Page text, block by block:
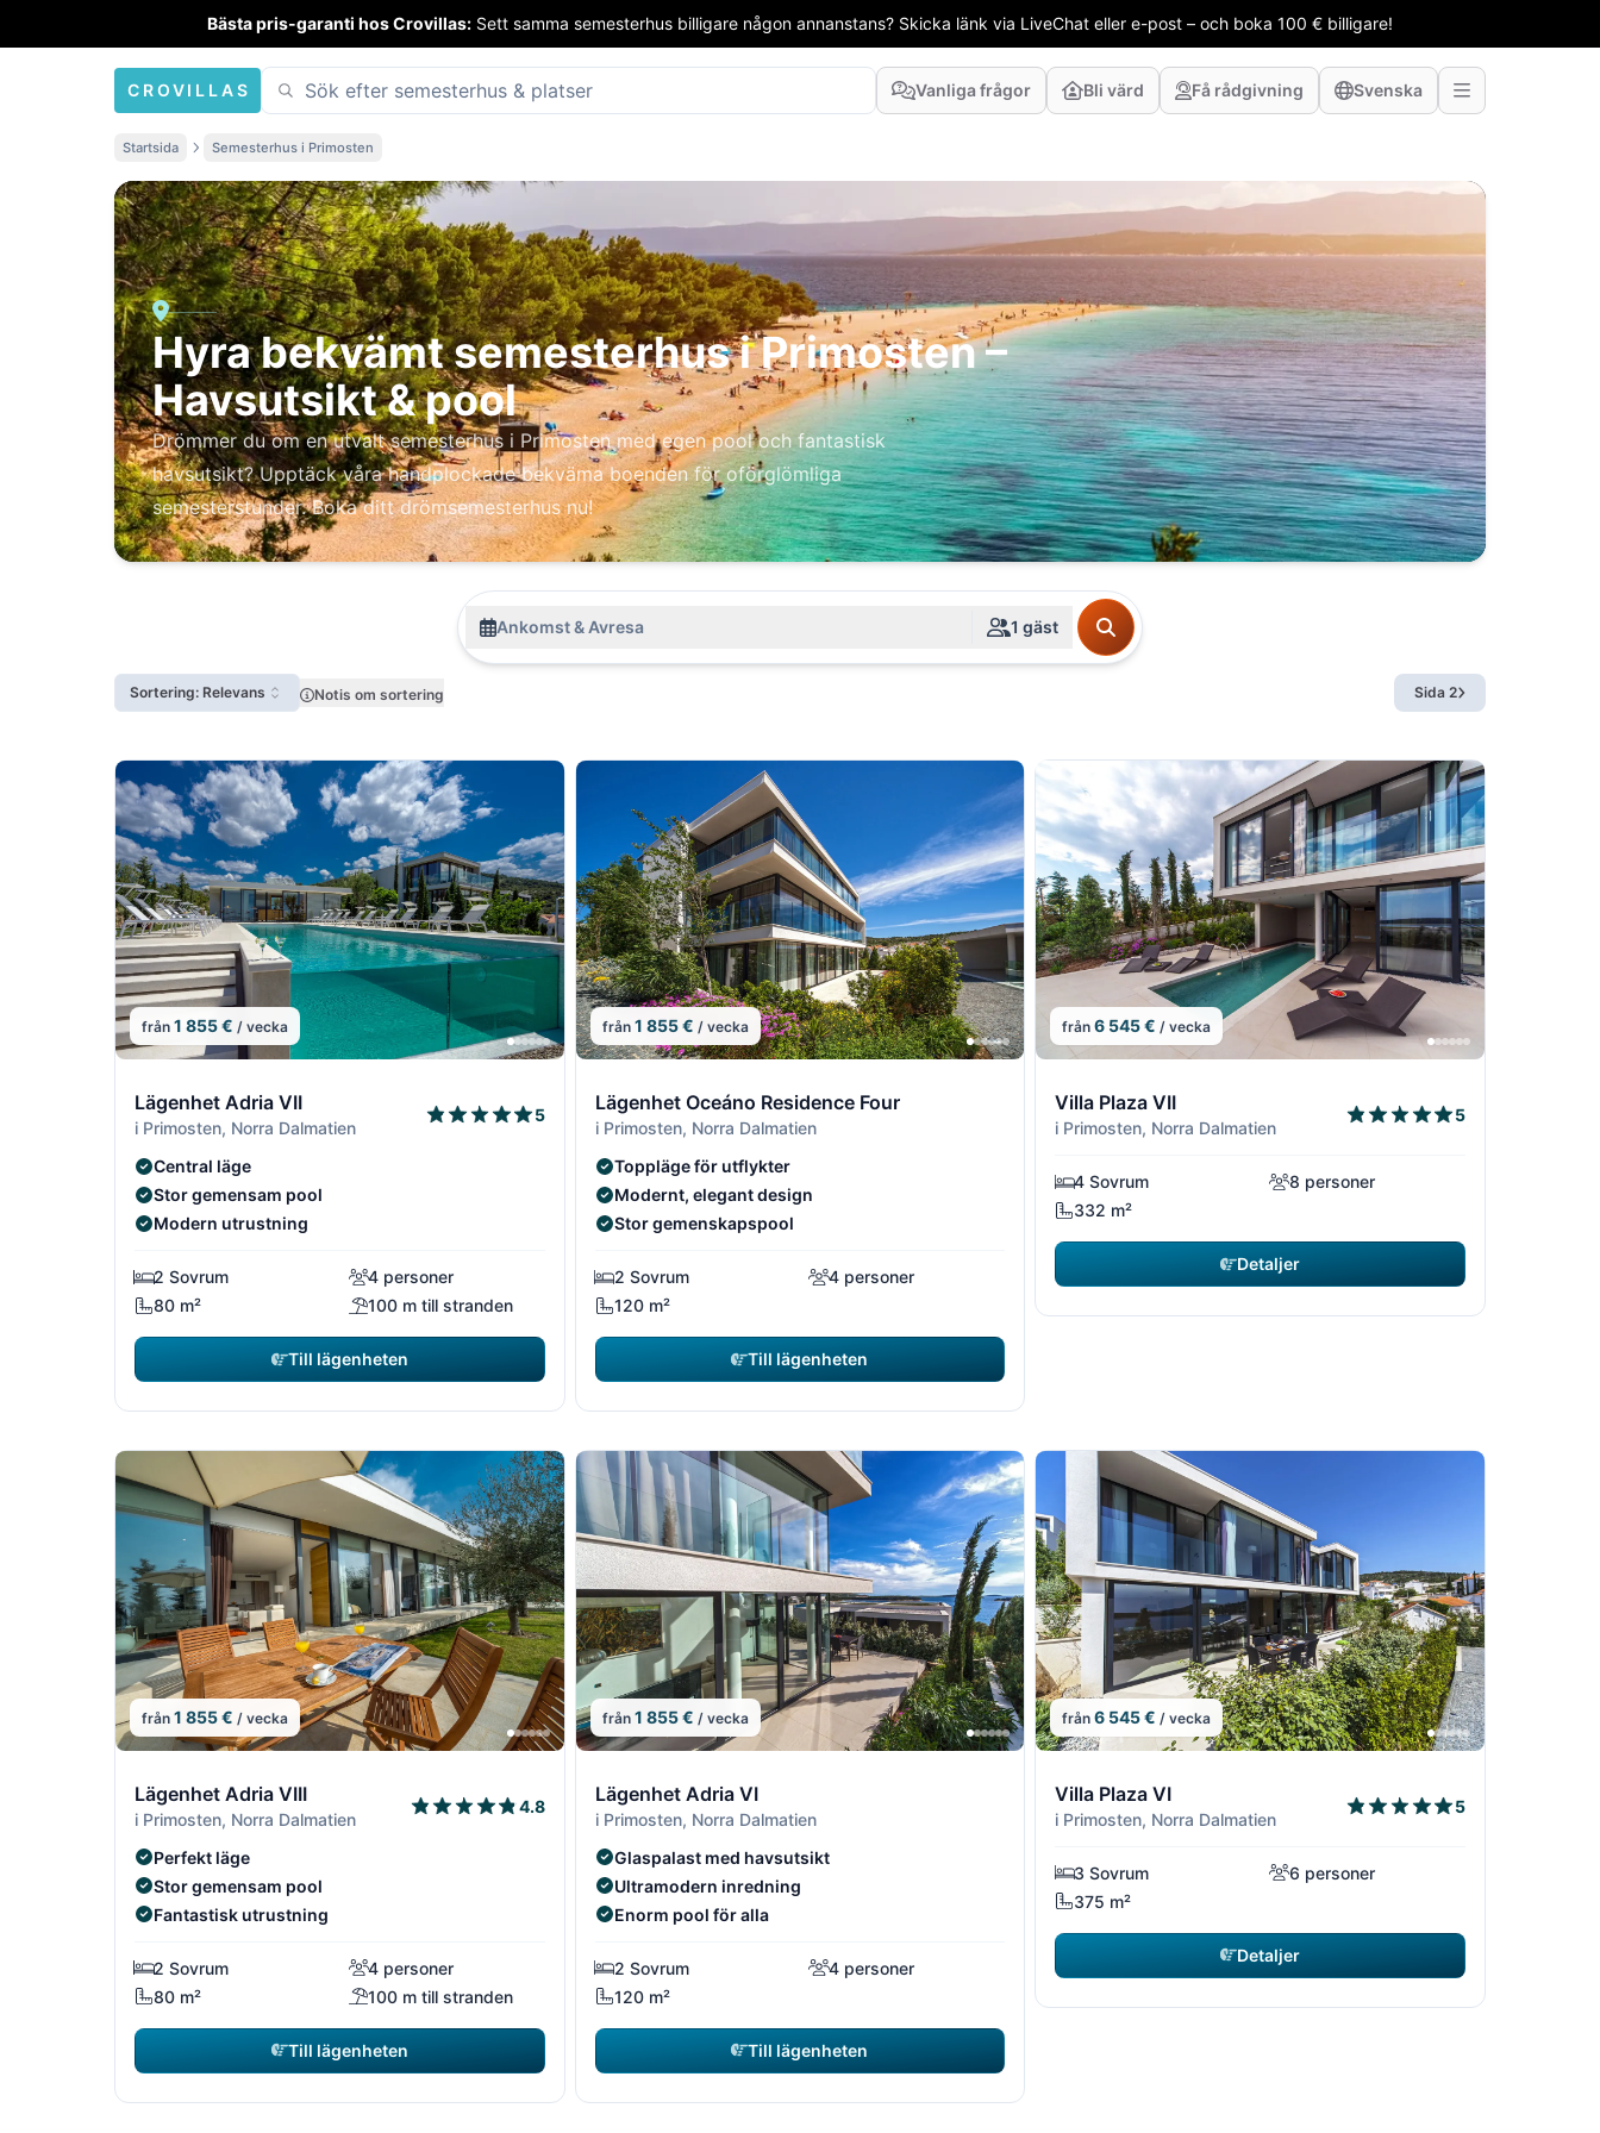
Bästa pris-garanti hos Crovillas: Sett samma semesterhus billigare någon annanstans? Skicka länk via LiveChat eller e-post – och boka 100 € billigare!
CROVILLAS Vanliga frågor Bli värd Få rådgivning Svenska
Startsida Semesterhus i Primosten
Hyra bekvämt semesterhus i Primosten –
Havsutsikt & pool
Drömmer du om en utvalt semesterhus i Primosten med egen pool och fantastisk
havsutsikt? Upptäck våra handplockade bekväma boenden för oförglömliga
semesterstunder. Boka ditt drömsemesterhus nu!
Ankomst & Avresa 1 gäst
Sortering: Relevans Notis om sortering Sida 2
från 1 855 € / vecka
Lägenhet Adria VII
i Primosten, Norra Dalmatien
5
Central läge
Stor gemensam pool
Modern utrustning
2 Sovrum
4 personer
80 m²
100 m till stranden
Till lägenheten
från 1 855 € / vecka
Lägenhet Oceáno Residence Four
i Primosten, Norra Dalmatien
Toppläge för utflykter
Modernt, elegant design
Stor gemenskapspool
2 Sovrum
4 personer
120 m²
Till lägenheten
från6 545 € / vecka
Villa Plaza VII
i Primosten, Norra Dalmatien
5
4 Sovrum
8 personer
332 m²
Detaljer
från 1 855 € / vecka
Lägenhet Adria VIII
i Primosten, Norra Dalmatien
4.8
Perfekt läge
Stor gemensam pool
Fantastisk utrustning
2 Sovrum
4 personer
80 m²
100 m till stranden
Till lägenheten
från 1 855 € / vecka
Lägenhet Adria VI
i Primosten, Norra Dalmatien
Glaspalast med havsutsikt
Ultramodern inredning
Enorm pool för alla
2 Sovrum
4 personer
120 m²
Till lägenheten
från6 545 € / vecka
Villa Plaza VI
i Primosten, Norra Dalmatien
5
3 Sovrum
6 personer
375 m²
Detaljer